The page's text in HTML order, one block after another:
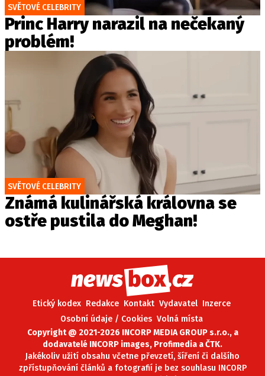
SVĚTOVÉ CELEBRITY
Princ Harry narazil na nečekaný
problém!
SVĚTOVÉ CELEBRITY
Známá kulinářská královna se
ostře pustila do Meghan!
Etický kodex Redakce Kontakt Vydavatel Inzerce
Osobní údaje / Cookies Volná místa
Copyright @ 2021-2026 INCORP MEDIA GROUP s.r.o., a
dodavatelé INCORP images, Profimedia a ČTK.
Jakékoliv užití obsahu včetne převzetí, šíření či dalšího
zpřístupňování článků a fotografií je bez souhlasu INCORP